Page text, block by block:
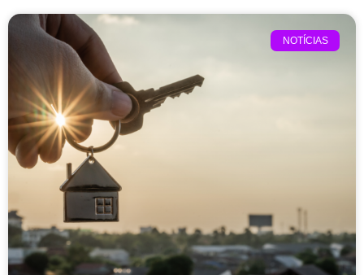
NOTÍCIAS